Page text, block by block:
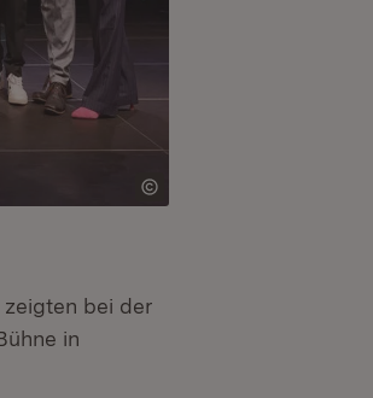
bei der
Fenster)
in